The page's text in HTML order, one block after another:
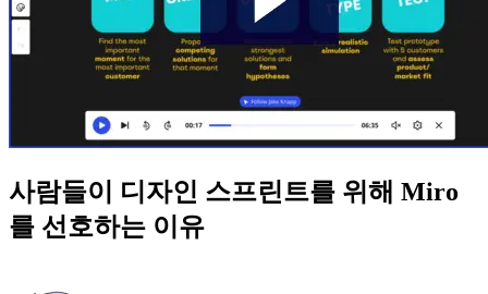
사람들이 디자인 스프린트를 위해 Miro
를 선호하는 이유